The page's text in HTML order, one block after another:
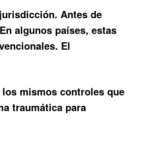
Antes de
algunos países, estas
El
mismos controles que
traumática para